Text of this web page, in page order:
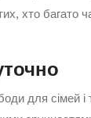
хто багато
для сімей і